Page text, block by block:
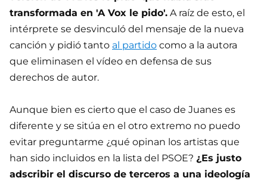
transformada en 'A Vox le pido'. A raíz de esto, el
intérprete se desvinculó del mensaje de la nueva
canción y pidió tanto al partido como a la autora
que eliminasen el vídeo en defensa de sus
derechos de autor.
Aunque bien es cierto que el caso de Juanes es
diferente y se sitúa en el otro extremo no puedo
evitar preguntarme ¿qué opinan los artistas que
han sido incluidos en la lista del PSOE? ¿Es justo
adscribir el discurso de terceros a una ideología